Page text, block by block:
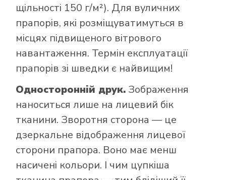
щільності 150 г/м²). Для вуличних
прапорів, які розміщуватимуться в
місцях підвищеного вітрового
навантаження. Термін експлуатації
прапорів зі шведки є найвищим!
Односторонній друк. Зображення
наноситься лише на лицевий бік
тканини. Зворотня сторона — це
дзеркальне відображення лицевої
сторони прапора. Воно має менш
насичені кольори. І чим цупкіша